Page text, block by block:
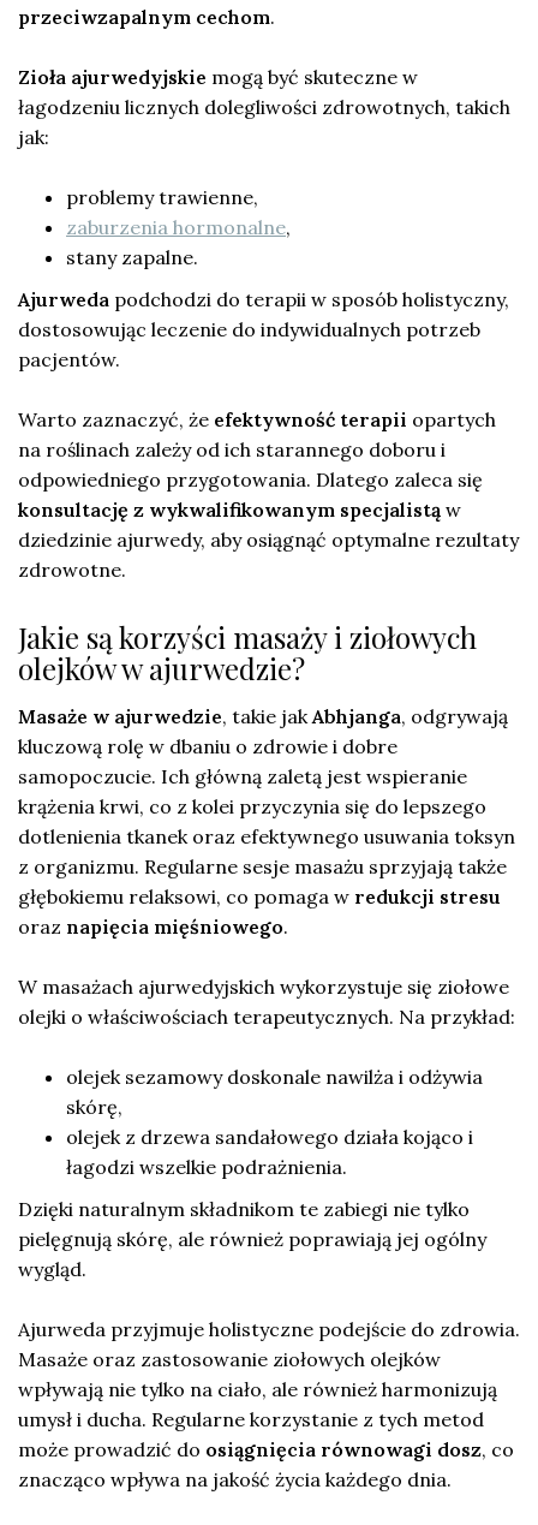
przeciwzapalnym cechom.
Zioła ajurwedyjskie mogą być skuteczne w
łagodzeniu licznych dolegliwości zdrowotnych, takich
jak:
problemy trawienne,
zaburzenia hormonalne,
stany zapalne.
Ajurweda podchodzi do terapii w sposób holistyczny,
dostosowując leczenie do indywidualnych potrzeb
pacjentów.
Warto zaznaczyć, że efektywność terapii opartych
na roślinach zależy od ich starannego doboru i
odpowiedniego przygotowania. Dlatego zaleca się
konsultację z wykwalifikowanym specjalistą w
dziedzinie ajurwedy, aby osiągnąć optymalne rezultaty
zdrowotne.
Jakie są korzyści masaży i ziołowych
olejków w ajurwedzie?
Masaże w ajurwedzie, takie jak Abhjanga, odgrywają
kluczową rolę w dbaniu o zdrowie i dobre
samopoczucie. Ich główną zaletą jest wspieranie
krążenia krwi, co z kolei przyczynia się do lepszego
dotlenienia tkanek oraz efektywnego usuwania toksyn
z organizmu. Regularne sesje masażu sprzyjają także
głębokiemu relaksowi, co pomaga w redukcji stresu
oraz napięcia mięśniowego.
W masażach ajurwedyjskich wykorzystuje się ziołowe
olejki o właściwościach terapeutycznych. Na przykład:
olejek sezamowy doskonale nawilża i odżywia
skórę,
olejek z drzewa sandałowego działa kojąco i
łagodzi wszelkie podrażnienia.
Dzięki naturalnym składnikom te zabiegi nie tylko
pielęgnują skórę, ale również poprawiają jej ogólny
wygląd.
Ajurweda przyjmuje holistyczne podejście do zdrowia.
Masaże oraz zastosowanie ziołowych olejków
wpływają nie tylko na ciało, ale również harmonizują
umysł i ducha. Regularne korzystanie z tych metod
może prowadzić do osiągnięcia równowagi dosz, co
znacząco wpływa na jakość życia każdego dnia.